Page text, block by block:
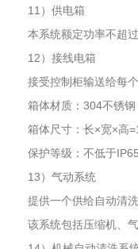
11）供电箱
本系统额定功率不超
12）接线电箱
接受控制柜输送给每
箱体材质：304不锈钢
箱体尺寸：长×宽×高
保护等级：不低于
13）气动系统
提供一个供给自动清
该系统包括压缩机、